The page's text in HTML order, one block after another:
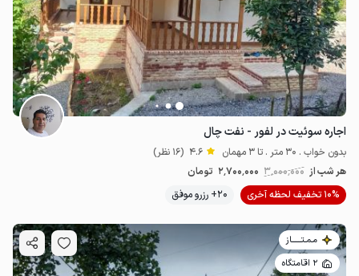
اجاره سوئیت در لفور - نفت چال
بدون خواب . 30 متر . تا 3 مهمان 4.6 (16 نظر)
هر شب از 3٬000٬000 2٬700٬000 تومان
10% تخفیف لحظه آخری
20+ رزرو موفق
مـمـتــــــاز
2 اقامتگاه